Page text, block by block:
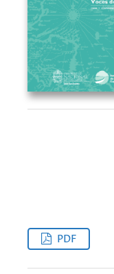
PDF